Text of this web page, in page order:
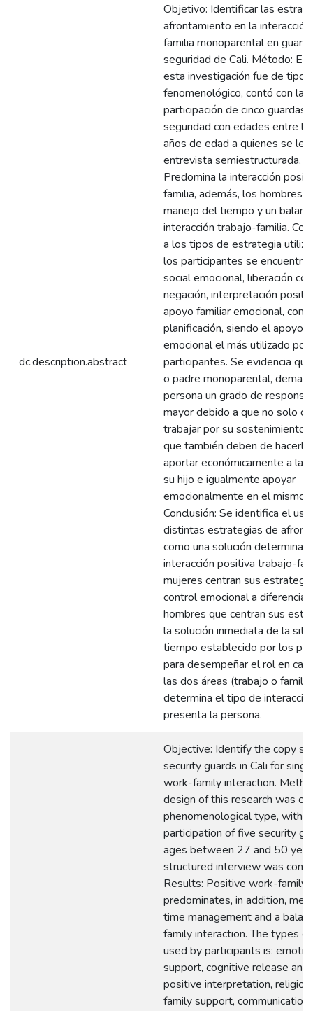
dc.description.abstract
Objetivo: Identificar las
afrontamiento en la
familia monoparental en
seguridad de Cali. Método: El
esta investigación fue de tipo
fenomenológico, contó con la
participación de cinco guardas
seguridad con edades entre
años de edad a quienes se les
entrevista semiestructurada.
Predomina la interacción
familia, además, los hombres
manejo del tiempo y un
interacción trabajo-familia.
a los tipos de estrategia
los participantes se
social emocional, liberación
negación, interpretación
apoyo familiar emocional,
planificación, siendo el apoyo
emocional el más utilizado por
participantes. Se evidencia
o padre monoparental,
persona un grado de
mayor debido a que no solo
trabajar por su sostenimiento
que también deben de hacerlo
aportar económicamente a la
su hijo e igualmente apoyar
emocionalmente en el mismo
Conclusión: Se identifica el
distintas estrategias de
como una solución
interacción positiva trabajo-
mujeres centran sus
control emocional a diferencia
hombres que centran sus
la solución inmediata de la
tiempo establecido por los
para desempeñar el rol en
las dos áreas (trabajo o
determina el tipo de
presenta la persona.
Objective: Identify the copy
security guards in Cali for
work-family interaction.
design of this research was of
phenomenological type, with
participation of five security
ages between 27 and 50
structured interview was
Results: Positive work-family
predominates, in addition,
time management and a
family interaction. The types
used by participants is:
support, cognitive release and
positive interpretation,
family support, communication